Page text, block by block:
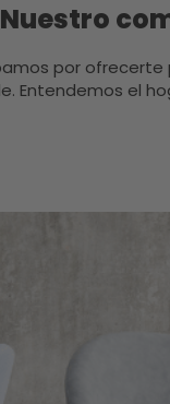
Nuestro
por
Entendemos el